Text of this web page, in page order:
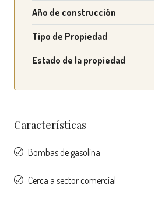
Año de construcción
Tipo de Propiedad
Estado de la propiedad
Características
Bombas de gasolina
Cerca a sector comercial